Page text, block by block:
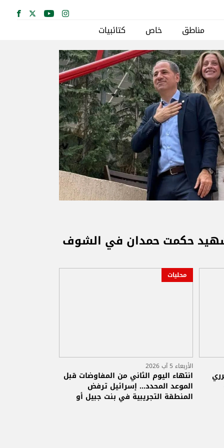
مناطق خاص كتائبيات
حكمت حمدان في الشوف
محليات
الأربعاء 5 آب 2026
انتهاء اليوم الثاني من المفاوضات قبل
الموعد المحدد... إسرائيل ترفض
المنطقة التجريبية في بنت جبيل أو